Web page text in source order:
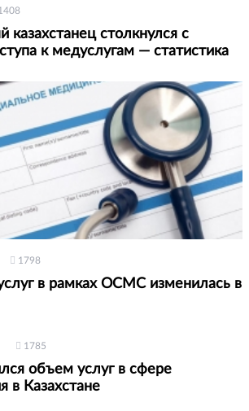
казахстанец столкнулся с
к медуслугам — статистика
1798
в рамках ОСМС изменилась в
1785
объем услуг в сфере
в Казахстане